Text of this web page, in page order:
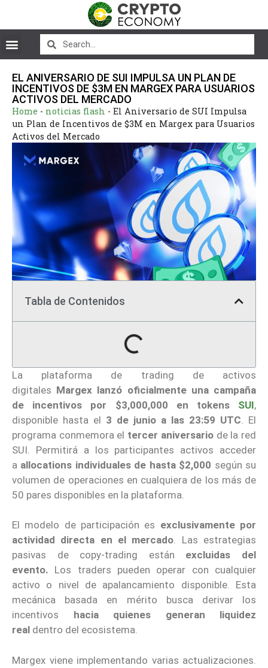
EL ANIVERSARIO DE SUI IMPULSA UN PLAN DE
INCENTIVOS DE $3M EN MARGEX PARA USUARIOS
ACTIVOS DEL MERCADO
Home - noticias flash - El Aniversario de SUI Impulsa
un Plan de Incentivos de $3M en Margex para Usuarios
Activos del Mercado
Tabla de Contenidos
La plataforma de trading de activos
digitales Margex lanzó oficialmente una campaña
de incentivos por $3,000,000 en tokens SUI,
disponible hasta el 3 de junio a las 23:59 UTC . El
programa conmemora el tercer aniversariode la red
SUI. Permitirá a los participantes activos acceder
a allocations individuales de hasta $2,000 según su
volumen de operaciones en cualquiera de los más de
50 pares disponibles en la plataforma.
El modelo de participación es exclusivamente por
actividad directa en el mercado. Las estrategias
pasivas de copy-trading están excluidas del
evento. Los traders pueden operar con cualquier
activo o nivel de apalancamiento disponible. Esta
mecánica basada en mérito busca derivar los
incentivos hacia quienes generan liquidez
real dentro del ecosistema.
Margex viene implementando varias actualizaciones.